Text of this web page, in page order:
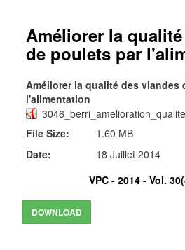
Améliorer la
de poulets par
Améliorer la qualité des viandes
l'alimentation
File Size:
1.60 MB
Date:
18 Juillet 2014
VPC - 2014 - Vol.